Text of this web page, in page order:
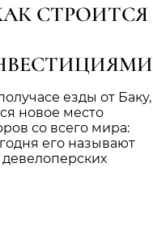
КАК СТРОИТСЯ
езды от Баку,
новое место
со всего мира:
его называют